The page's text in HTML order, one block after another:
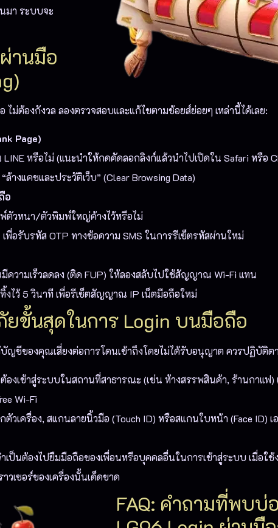
มา ระบบจะ
านมือ
องกังวล ลองตรวจสอบและแก้ไขตามช้อยส์ย่อยๆ เหล่านี้ได้เลย:
Page)
หรือไม่ (แนะนำให้กดคัดลอกลิงก์แล้วนำไปเปิดใน Safari หรือ
างแคชและประวัติเว็บ” (Clear Browsing Data)
อ
ตัวหนา/ตัวพิมพ์ใหญ่ค้างไว้หรือไม่
เพื่อรับรหัส OTP ทางข้อความ SMS ในการรีเซ็ตรหัสผ่านใหม่
วามเร็วลดลง (ติด FUP) ให้ลองสลับไปใช้สัญญาณ Wi-Fi แทน
งไว้ 5 วินาที เพื่อรีเซ็ตสัญญาณ IP เน็ตมือถือใหม่
ยขั้นสุดในการ Login บนมือถือ
ญชีของคุณเสี่ยงต่อการโดนเข้าถึงโดยไม่ได้รับอนุญาต ควรปฏิบัติต
องเข้าสู่ระบบในสถานที่สาธารณะ (เช่น ห้างสรรพสินค้า, ร้านกาแ
Wi-Fi
วเครื่อง, สแกนลายนิ้วมือ (Touch ID) หรือสแกนใบหน้า (Face ID)
เป็นต้องไปยืมมือถือของเพื่อนหรือบุคคลอื่นในการเข้าสู่ระบบ เมื่อใช้
เซอร์ของเครื่องนั้นเด็ดขาด
FAQ: คำถามที่พบบ่